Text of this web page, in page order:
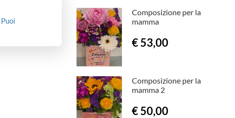
Puoi
Composizione per la
mamma
€ 53,00
Composizione per la
mamma 2
€ 50,00